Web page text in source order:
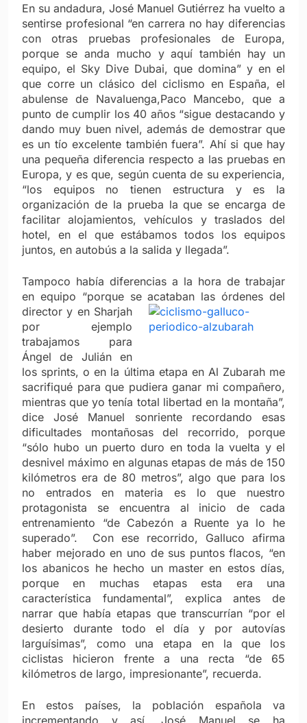
En su andadura, José Manuel Gutiérrez ha vuelto a
sentirse profesional “en carrera no hay diferencias
con otras pruebas profesionales de Europa,
porque se anda mucho y aquí también hay un
equipo, el Sky Dive Dubai, que domina” y en el
que corre un clásico del ciclismo en España, el
abulense de Navaluenga,Paco Mancebo, que a
punto de cumplir los 40 años “sigue destacando y
dando muy buen nivel, además de demostrar que
es un tío excelente también fuera”. Ahí si que hay
una pequeña diferencia respecto a las pruebas en
Europa, y es que, según cuenta de su experiencia,
“los equipos no tienen estructura y es la
organización de la prueba la que se encarga de
facilitar alojamientos, vehículos y traslados del
hotel, en el que estábamos todos los equipos
juntos, en autobús a la salida y llegada”.
Tampoco había diferencias a la hora de trabajar
en equipo “porque se acataban las órdenes del
director y en Sharjah
por ejemplo
trabajamos para
Ángel de Julián en
los sprints, o en la última etapa en Al Zubarah me
sacrifiqué para que pudiera ganar mi compañero,
mientras que yo tenía total libertad en la montaña”,
dice José Manuel sonriente recordando esas
dificultades montañosas del recorrido, porque
“sólo hubo un puerto duro en toda la vuelta y el
desnivel máximo en algunas etapas de más de 150
kilómetros era de 80 metros”, algo que para los
no entrados en materia es lo que nuestro
protagonista se encuentra al inicio de cada
entrenamiento “de Cabezón a Ruente ya lo he
superado”. Con ese recorrido, Galluco afirma
haber mejorado en uno de sus puntos flacos, “en
los abanicos he hecho un master en estos días,
porque en muchas etapas esta era una
característica fundamental”, explica antes de
narrar que había etapas que transcurrían “por el
desierto durante todo el día y por autovías
larguísimas”, como una etapa en la que los
ciclistas hicieron frente a una recta “de 65
kilómetros de largo, impresionante”, recuerda.
En estos países, la población española va
incrementando y así, José Manuel se ha